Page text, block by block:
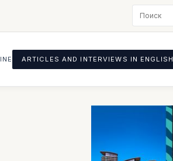
ARTICLES AND INTERVIEWS IN ENGLISH